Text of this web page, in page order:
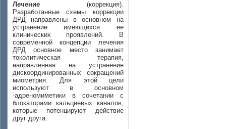
Лечение (коррекция).
Разработанные схемы коррекции
ДРД направлены в основном на
устранение имеющихся ее
клинических проявлений. В
современной концепции лечения
ДРД основное место занимает
токолитическая терапия,
направленная на устранение
дискоординированных сокращений
миометрия. Для этой цели
используют в основном
-адреномиметики в сочетании с
блокаторами кальциевых каналов,
которые потенцируют действие
друг друга.